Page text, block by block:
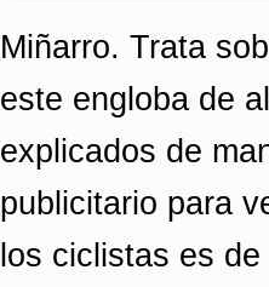
Miñarro. Trata
este engloba de
explicados de
publicitario para
los ciclistas es